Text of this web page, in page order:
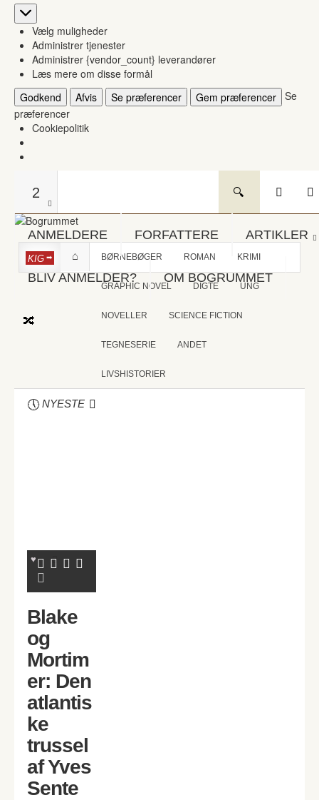
Marketing
Vælg muligheder
Administrer tjenester
Administrer {vendor_count} leverandører
Læs mere om disse formål
Godkend
Afvis Se præferencer Gem præferencer Se
præferencer
Cookiepolitik
2
ANMELDERE FORFATTERE ARTIKLER
BLIV ANMELDER? OM BOGRUMMET
KIG BØRNEBØGER ROMAN KRIMI
GRAPHIC NOVEL DIGTE UNG
NOVELLER SCIENCE FICTION
TEGNESERIE ANDET
LIVSHISTORIER
NYESTE
Blake
og
Mortim
er: Den
atlantis
ke
trussel
af Yves
Sente